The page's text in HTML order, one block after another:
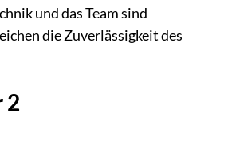
und das Team sind
die Zuverlässigkeit des
2